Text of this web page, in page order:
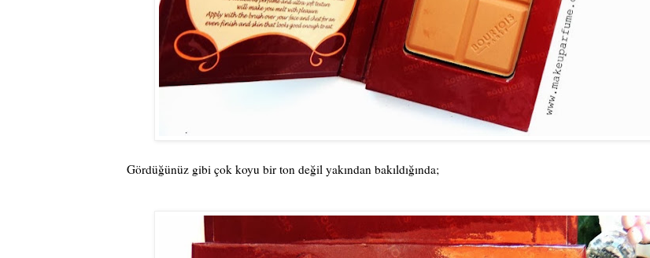
Gördüğünüz gibi çok koyu bir ton değil yakından bakıldığında;